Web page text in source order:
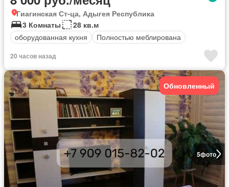
Гиагинская Ст-ца, Адыгея Республика
3 Комнаты
28 кв.м
оборудованная кухня
Полностью меблирована
20 часов назад
5фото
Обновленный